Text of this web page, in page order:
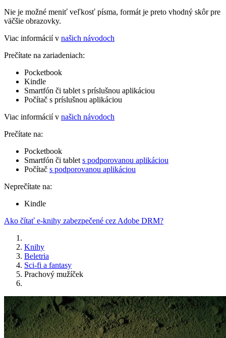
Nie je možné meniť veľkosť písma, formát je preto vhodný skôr pre
väčšie obrazovky.
Viac informácií v našich návodoch
Prečítate na zariadeniach:
Pocketbook
Kindle
Smartfón či tablet s príslušnou aplikáciou
Počítač s príslušnou aplikáciou
Viac informácií v našich návodoch
Prečítate na:
Pocketbook
Smartfón či tablet s podporovanou aplikáciou
Počítač s podporovanou aplikáciou
Neprečítate na:
Kindle
Ako čítať e-knihy zabezpečené cez Adobe DRM?
Knihy
Beletria
Sci-fi a fantasy
Prachový mužíček